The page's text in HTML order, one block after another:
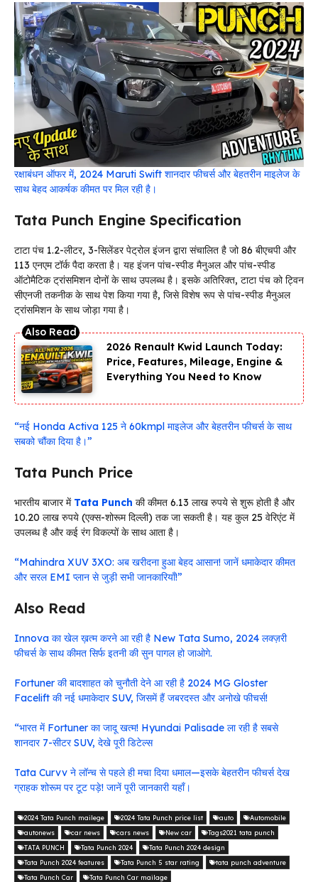
रक्षाबंधन ऑफर में, 2024 Maruti Swift शानदार फीचर्स और बेहतरीन माइलेज के
साथ बेहद आकर्षक कीमत पर मिल रही है।
Tata Punch Engine Specification
टाटा पंच 1.2-लीटर, 3-सिलेंडर पेट्रोल इंजन द्वारा संचालित है जो 86 बीएचपी और
113 एनएम टॉर्क पैदा करता है। यह इंजन पांच-स्पीड मैनुअल और पांच-स्पीड
ऑटोमैटिक ट्रांसमिशन दोनों के साथ उपलब्ध है। इसके अतिरिक्त, टाटा पंच को ट्विन
सीएनजी तकनीक के साथ पेश किया गया है, जिसे विशेष रूप से पांच-स्पीड मैनुअल
ट्रांसमिशन के साथ जोड़ा गया है।
2026 Renault Kwid Launch Today:
Price, Features, Mileage, Engine &
Everything You Need to Know
“नई Honda Activa 125 ने 60kmpl माइलेज और बेहतरीन फीचर्स के साथ
सबको चौंका दिया है।”
Tata Punch Price
भारतीय बाजार में Tata Punch की कीमत 6.13 लाख रुपये से शुरू होती है और
10.20 लाख रुपये (एक्स-शोरूम दिल्ली) तक जा सकती है। यह कुल 25 वेरिएंट में
उपलब्ध है और कई रंग विकल्पों के साथ आता है।
“Mahindra XUV 3XO: अब खरीदना हुआ बेहद आसान! जानें धमाकेदार कीमत
और सरल EMI प्लान से जुड़ी सभी जानकारियाँ!”
Also Read
Innova का खेल ख़त्म करने आ रही है New Tata Sumo, 2024 लक्ज़री
फीचर्स के साथ कीमत सिर्फ इतनी की सुन पागल हो जाओगे.
Fortuner की बादशाहत को चुनौती देने आ रही है 2024 MG Gloster
Facelift की नई धमाकेदार SUV, जिसमें हैं जबरदस्त और अनोखे फीचर्स!
“भारत में Fortuner का जादू खत्म! Hyundai Palisade ला रही है सबसे
शानदार 7-सीटर SUV, देखे पूरी डिटेल्स
Tata Curvv ने लॉन्च से पहले ही मचा दिया धमाल—इसके बेहतरीन फीचर्स देख
ग्राहक शोरूम पर टूट पड़े! जानें पूरी जानकारी यहाँ।
2024 Tata Punch mailege 2024 Tata Punch price list auto
Automobile
autonews
car news cars news New car
Tags2021 tata punch
TATA PUNCH
Tata Punch 2024
Tata Punch 2024 design
Tata Punch 2024 features
Tata Punch 5 star rating
tata punch adventure
Tata Punch Car
Tata Punch Car mailage